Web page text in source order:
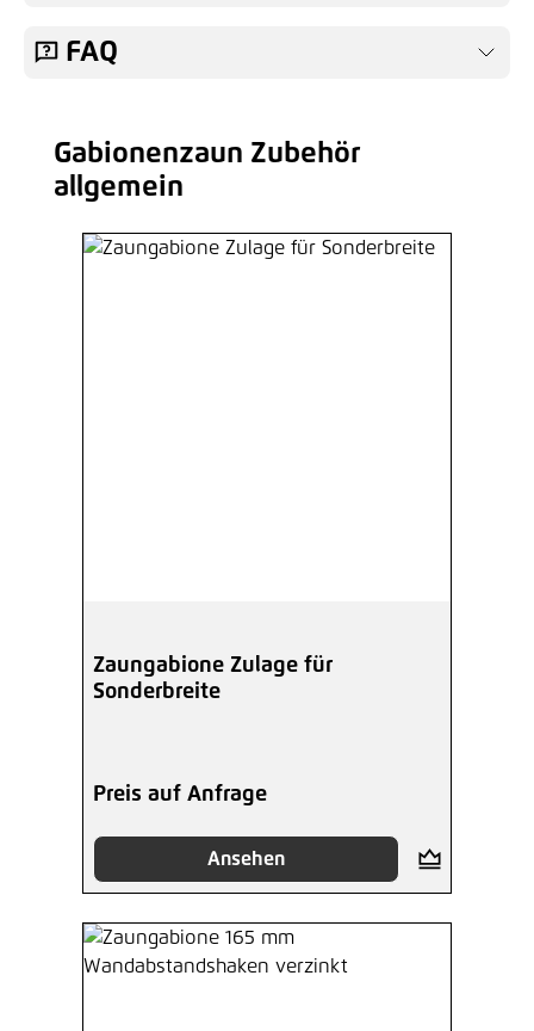
FAQ
Produktgalerie überspringen
Gabionenzaun Zubehör
allgemein
Zaungabione Zulage für
Sonderbreite
Preis auf Anfrage
Ansehen